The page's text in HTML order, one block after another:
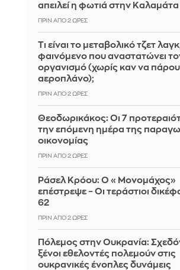
απειλεί η φωτιά στην Καλαμάτα
ΠΡΙΝ ΑΠΌ 2 ΏΡΕΣ
Τι είναι το μεταβολικό τζετ
φαινόμενο που αναστατώνει
οργανισμό (χωρίς καν να
αεροπλάνο);
ΠΡΙΝ ΑΠΌ 2 ΏΡΕΣ
Θεοδωρικάκος: Οι 7
την επόμενη ημέρα της
οικονομίας
ΠΡΙΝ ΑΠΌ 2 ΏΡΕΣ
Ράσελ Κρόου: Ο «Μονομάχος»
επέστρεψε – Οι τεράστιοι
62
ΠΡΙΝ ΑΠΌ 2 ΏΡΕΣ
Πόλεμος στην Ουκρανία:
ξένοι εθελοντές πολεμούν στις
ουκρανικές ένοπλες δυνάμεις